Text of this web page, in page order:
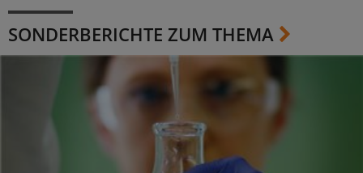
SONDERBERICHTE ZUM THEMA